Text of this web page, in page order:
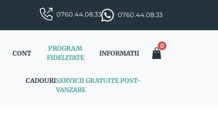
0760.44.08.33 0760.44.08.33
CONT
PROGRAM
FIDELITATE
INFORMATII
0
CADOURISERVICII GRATUITE POST-
VANZARE